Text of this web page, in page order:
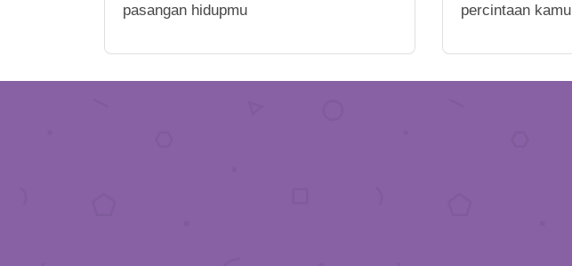
pasangan hidupmu
percintaan kamu